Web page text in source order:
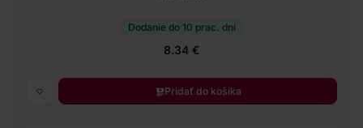
Dodanie do 10 prac. dní
8.34 €
Pridať do košíka